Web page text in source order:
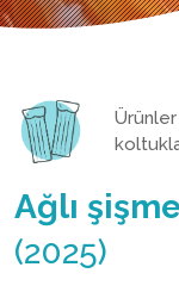
Ürünler
Ağlı
(2025)